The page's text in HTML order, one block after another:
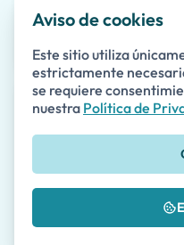
Excursión de un día
Gruta Azul con
Excursiones
(22)
Aviso de cookies
Este sitio utiliza
estrictamente
se requiere
nuestra Política de